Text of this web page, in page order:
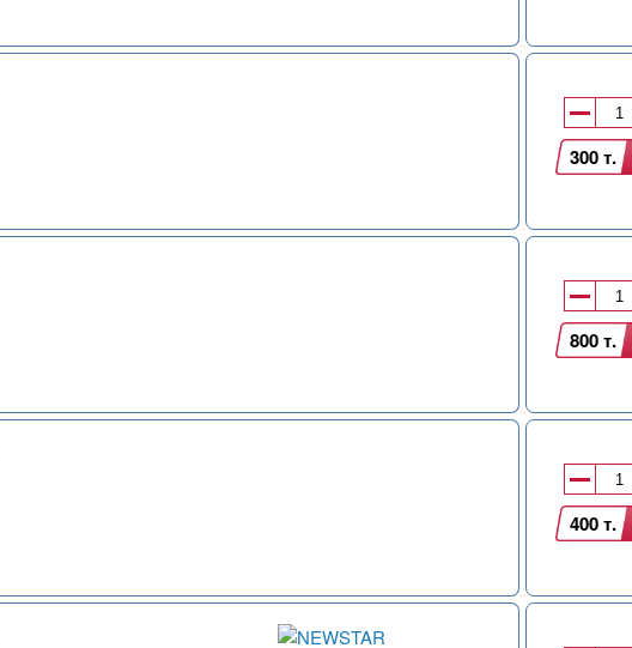
300 т.
800 т.
400 т.